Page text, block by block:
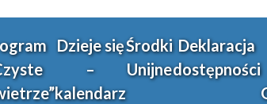
Dzieje się
–
kalendarz
Środki
Unijne
Deklaracja
dostępności